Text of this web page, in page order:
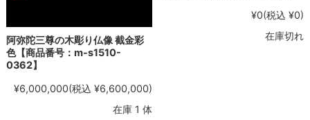
阿弥陀三尊の木彫り仏像 截金彩
色【商品番号：m-s1510-
0362】
¥6,000,000(税込 ¥6,600,000)
在庫 1 体
¥0(税込 ¥0)
在庫切れ